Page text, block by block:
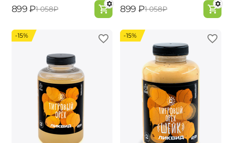
‍899‍ ₽‍1 058‍₽ ‍899‍ ₽‍1 058‍₽
-15% -15%